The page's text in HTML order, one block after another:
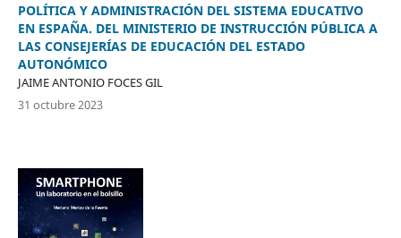
POLÍTICA Y ADMINISTRACIÓN DEL SISTEMA EDUCATIVO
EN ESPAÑA. DEL MINISTERIO DE INSTRUCCIÓN PÚBLICA A
LAS CONSEJERÍAS DE EDUCACIÓN DEL ESTADO
AUTONÓMICO
JAIME ANTONIO FOCES GIL
31 octubre 2023